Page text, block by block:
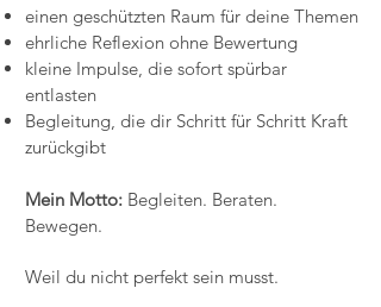
einen geschützten Raum für deine Themen
ehrliche Reflexion ohne Bewertung
kleine Impulse, die sofort spürbar
entlasten
Begleitung, die dir Schritt für Schritt Kraft
zurückgibt
Mein Motto: Begleiten. Beraten.
Bewegen.
Weil du nicht perfekt sein musst.